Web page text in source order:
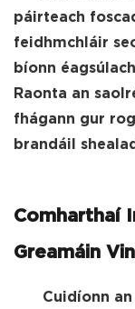
páirteach
feidhmchláir
bíonn
Raonta an
fhágann gur
brandáil
Comharthaí
Greamáin
Cuidíonn